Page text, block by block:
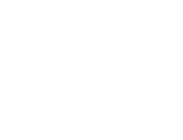
herunder gokart, minigolf og
bageovn
aktivt kulturelt program
omgivelser
vandremuligheder
for Nordeuropas største flok
kommune
gang med en fantastisk udsigt